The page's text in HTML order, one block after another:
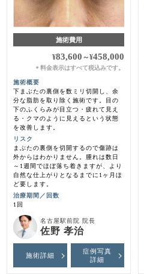
施術費用
¥83,600 ～¥458,000
＊料金表示はすべて税込みです。
施術概要
下まぶたの裏側を数ミリ切開し、余
分な脂肪を取り除く施術です。目の
下のふくらみが目立つ・疲れて見え
る・クマのように見えるという状態
を改善します。
リスク
まぶたの裏側を切開するので傷跡は
外からはわかりません。腫れは数日
～1週間でほぼ落ち着きますが、より
自然な仕上がりとなるまでに1ヶ月ほ
ど要します。
治療期間／回数
1回
名古屋駅前院 院長
佐野 孝治
施術詳細
症例写真
詳細